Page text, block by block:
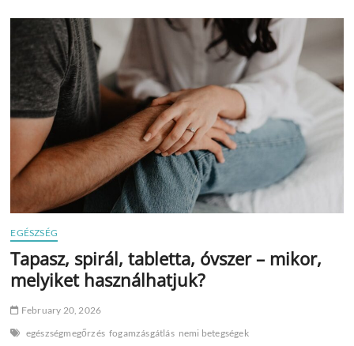
rákterápiás
módszereit
ELTE
laborjaiban
fejlesztik
EGÉSZSÉG
Tapasz, spirál, tabletta, óvszer – mikor,
melyiket használhatjuk?
February 20, 2026
egészségmegőrzés fogamzásgátlás nemi betegségek